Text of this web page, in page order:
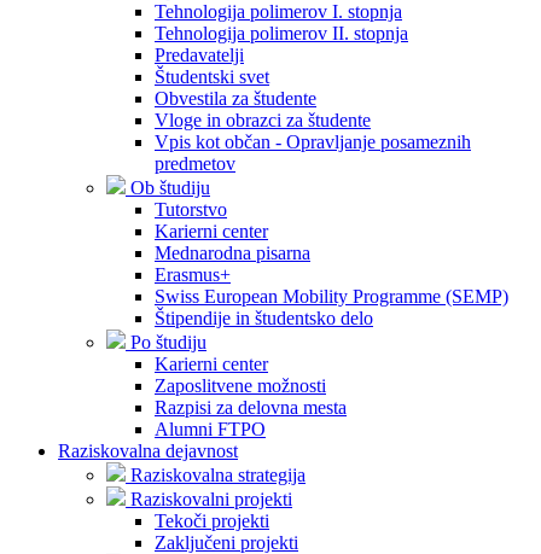
Tehnologija polimerov I. stopnja
Tehnologija polimerov II. stopnja
Predavatelji
Študentski svet
Obvestila za študente
Vloge in obrazci za študente
Vpis kot občan - Opravljanje posameznih
predmetov
Ob študiju
Tutorstvo
Karierni center
Mednarodna pisarna
Erasmus+
Swiss European Mobility Programme (SEMP)
Štipendije in študentsko delo
Po študiju
Karierni center
Zaposlitvene možnosti
Razpisi za delovna mesta
Alumni FTPO
Raziskovalna dejavnost
Raziskovalna strategija
Raziskovalni projekti
Tekoči projekti
Zaključeni projekti